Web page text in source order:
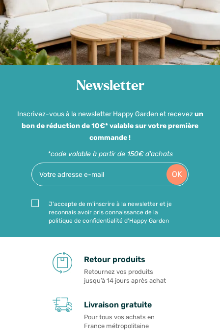
Newsletter
Inscrivez-vous à la newsletter Happy Garden et recevezun
bon de réduction de 10€* valable sur votre première
commande !
*code valable à partir de 150€ d'achats
OK
J'accepte de m'inscrire à la newsletter et je
reconnais avoir pris connaissance de la
politique de confidentialité d'Happy Garden
Retour produits
Retournez vos produits
jusqu’à 14 jours après achat
Livraison gratuite
Pour tous vos achats en
France métropolitaine